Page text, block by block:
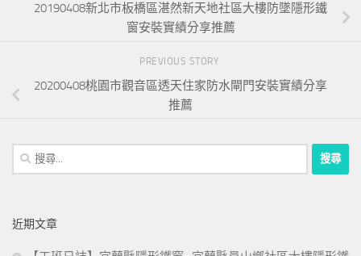
20190408新北市板橋區湛然新天地社區大樓防墜隱形鐵
窗安裝實績分享推薦
PREVIOUS STORY
20200408桃園市觀音區透天住家防水閘門安裝實績分享
推薦
搜
尋
字:
近期文章